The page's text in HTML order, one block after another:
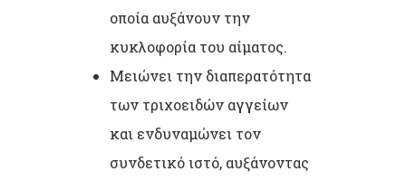
οποία αυξάνουν την
κυκλοφορία του αίματος.
Μειώνει την διαπερατότητα
των τριχοειδών αγγείων
και ενδυναμώνει τον
συνδετικό ιστό, αυξάνοντας